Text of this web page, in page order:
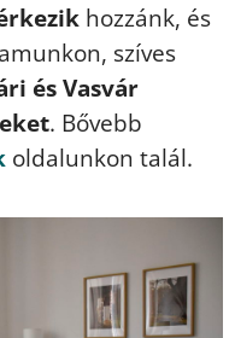
hozzánk, és
szíves
és Vasvár
. Bővebb
oldalunkon talál.